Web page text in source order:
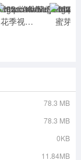
花季视频破解版
78.3 MB
78.3 MB
0KB
11.84MB